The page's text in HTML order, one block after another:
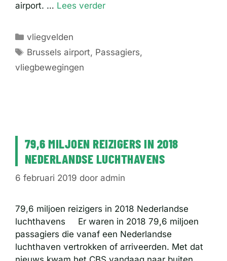
airport. … Lees verder
Categorieën
vliegvelden
Tags
Brussels airport, Passagiers,
vliegbewegingen
79,6 MILJOEN REIZIGERS IN 2018
NEDERLANDSE LUCHTHAVENS
6 februari 2019 door admin
79,6 miljoen reizigers in 2018 Nederlandse
luchthavens Er waren in 2018 79,6 miljoen
passagiers die vanaf een Nederlandse
luchthaven vertrokken of arriveerden. Met dat